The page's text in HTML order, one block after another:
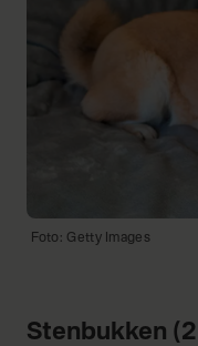
Foto: Getty Images
Stenbukken